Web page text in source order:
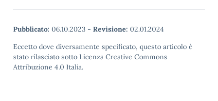
Pubblicato: 06.10.2023 - Revisione: 02.01.2024
Eccetto dove diversamente specificato, questo articolo è
stato rilasciato sotto Licenza Creative Commons
Attribuzione 4.0 Italia.